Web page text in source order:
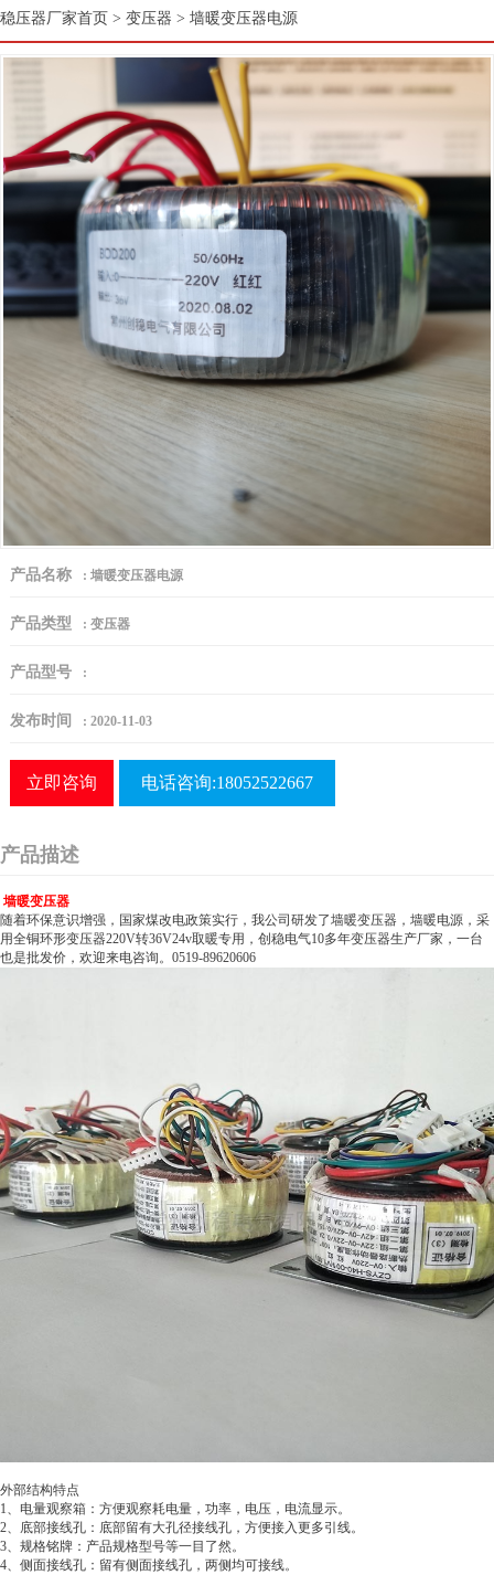
稳压器厂家首页 > 变压器 > 墙暖变压器电源
产品名称 : 墙暖变压器电源
产品类型 : 变压器
产品型号 :
发布时间 : 2020-11-03
立即咨询 电话咨询:18052522667
产品描述
墙暖变压器
随着环保意识增强，国家煤改电政策实行，我公司研发了墙暖变压器，墙暖电源，采
用全铜环形变压器220V转36V24v取暖专用，创稳电气10多年变压器生产厂家，一台
也是批发价，欢迎来电咨询。0519-89620606
外部结构特点
1、电量观察箱：方便观察耗电量，功率，电压，电流显示。
2、底部接线孔：底部留有大孔径接线孔，方便接入更多引线。
3、规格铭牌：产品规格型号等一目了然。
4、侧面接线孔：留有侧面接线孔，两侧均可接线。